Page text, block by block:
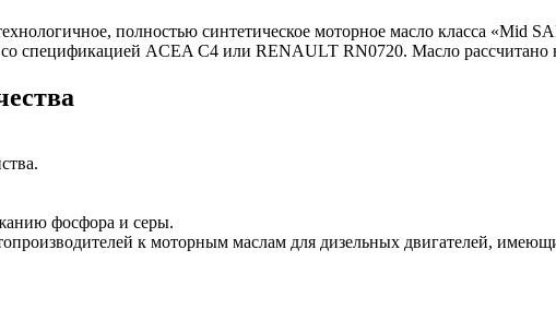
полностью синтетическое моторное масло класса «Mid
спецификацией ACEA C4 или RENAULT RN0720. Масло рассчитано
фосфора и серы.
к моторным маслам для дизельных двигателей,